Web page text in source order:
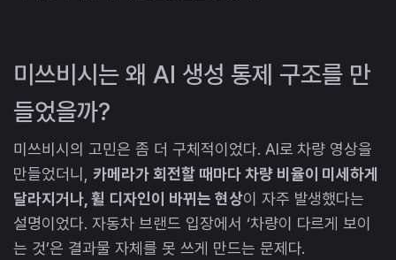
미쓰비시는 왜 AI 생성 통제 구조를 만
들었을까?
미쓰비시의 고민은 좀 더 구체적이었다. AI로 차량 영상을
만들었더니, 카메라가 회전할 때마다 차량 비율이 미세하게
달라지거나, 휠 디자인이 바뀌는 현상이 자주 발생했다는
설명이었다. 자동차 브랜드 입장에서 ‘차량이 다르게 보이
는 것’은 결과물 자체를 못 쓰게 만드는 문제다.